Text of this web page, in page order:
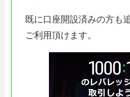
既に口座開設済みの方も
ご利用頂けます。